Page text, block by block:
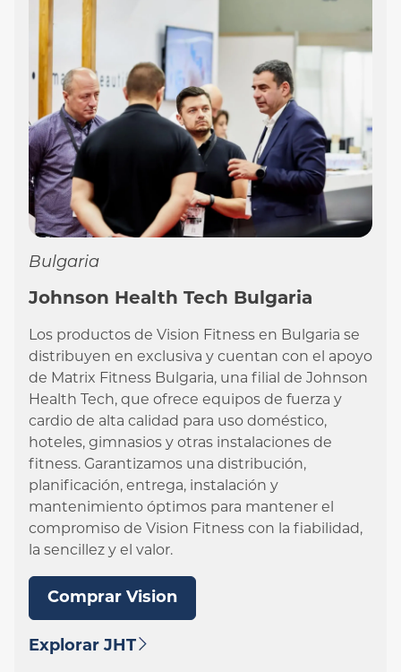
Bulgaria
Johnson Health Tech Bulgaria
Los productos de Vision Fitness en Bulgaria se
distribuyen en exclusiva y cuentan con el apoyo
de Matrix Fitness Bulgaria, una filial de Johnson
Health Tech, que ofrece equipos de fuerza y
cardio de alta calidad para uso doméstico,
hoteles, gimnasios y otras instalaciones de
fitness. Garantizamos una distribución,
planificación, entrega, instalación y
mantenimiento óptimos para mantener el
compromiso de Vision Fitness con la fiabilidad,
la sencillez y el valor.
Comprar Vision
Explorar JHT